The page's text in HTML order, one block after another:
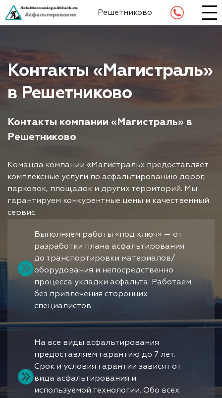
Решетниково
Контакты «Магистраль»
в Решетниково
Контакты компании «Магистраль» в
Решетниково
Команда компании «Магистраль» предоставляет
комплексные услуги по асфальтированию дорог,
парковок, площадок и других территорий. Мы
гарантируем конкурентные цены и качественный
сервис.
Выполняем работы «под ключ» — от
разработки плана асфальтирования
до транспортировки материалов/
оборудования и непосредственно
процесса укладки асфальта. Работаем
без привлечения сторонних
специалистов.
На все виды асфальтирования
предоставляем гарантию до 7 лет.
Срок и условия гарантии зависят от
вида асфальтирования и
используемой технологии. Обо всех